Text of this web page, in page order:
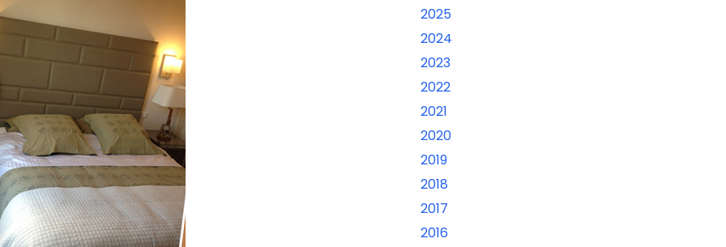
2025
2024
2023
2022
2021
2020
2019
2018
2017
2016